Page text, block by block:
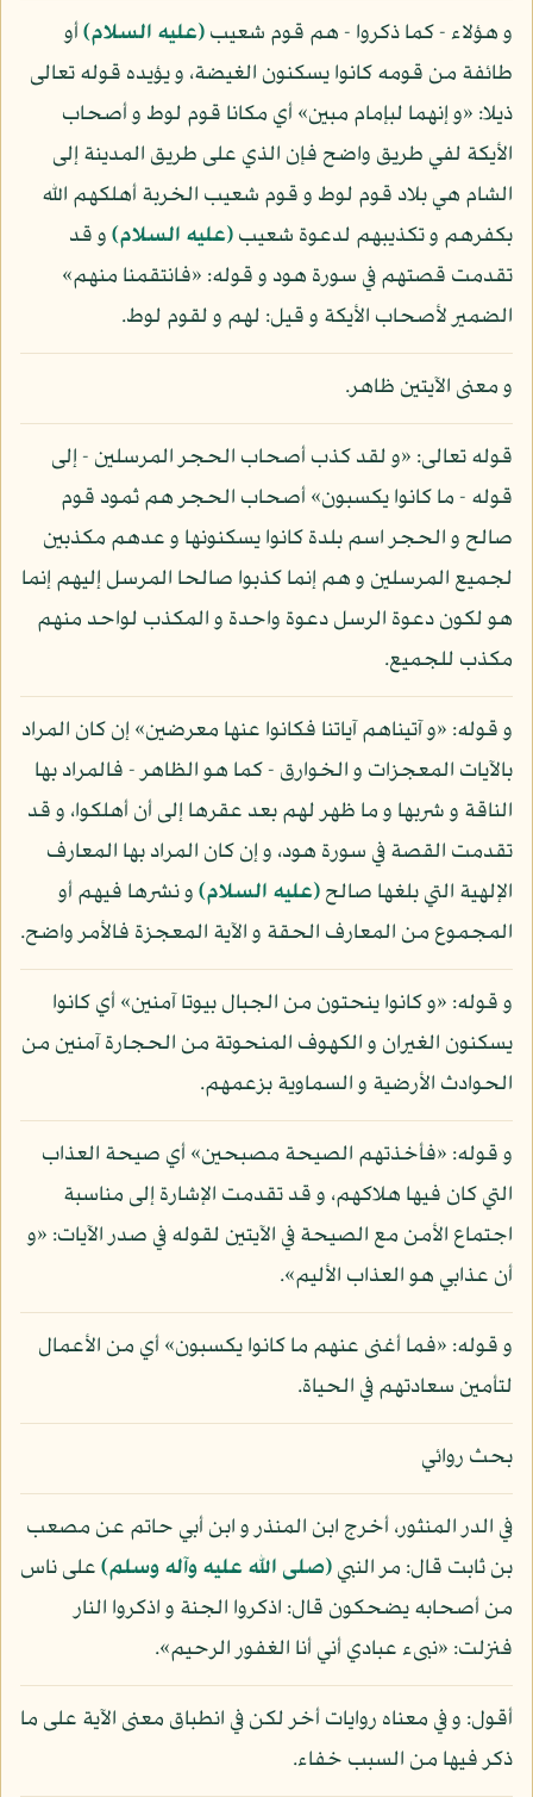
و هؤلاء - كما ذكروا - هم قوم شعيب(عليه السلام)أو
طائفة من قومه كانوا يسكنون الغيضة، و يؤيده قوله تعالى
ذيلا: «و إنهما لبإمام مبين» أي مكانا قوم لوط و أصحاب
الأيكة لفي طريق واضح فإن الذي على طريق المدينة إلى
الشام هي بلاد قوم لوط و قوم شعيب الخربة أهلكهم الله
بكفرهم و تكذيبهم لدعوة شعيب(عليه السلام)و قد
تقدمت قصتهم في سورة هود و قوله: «فانتقمنا منهم»
الضمير لأصحاب الأيكة و قيل: لهم و لقوم لوط.
و معنى الآيتين ظاهر.
قوله تعالى: «و لقد كذب أصحاب الحجر المرسلين - إلى
قوله - ما كانوا يكسبون» أصحاب الحجر هم ثمود قوم
صالح و الحجر اسم بلدة كانوا يسكنونها و عدهم مكذبين
لجميع المرسلين و هم إنما كذبوا صالحا المرسل إليهم إنما
هو لكون دعوة الرسل دعوة واحدة و المكذب لواحد منهم
مكذب للجميع.
و قوله: «و آتيناهم آياتنا فكانوا عنها معرضين» إن كان المراد
بالآيات المعجزات و الخوارق - كما هو الظاهر - فالمراد بها
الناقة و شربها و ما ظهر لهم بعد عقرها إلى أن أهلكوا، و قد
تقدمت القصة في سورة هود، و إن كان المراد بها المعارف
الإلهية التي بلغها صالح(عليه السلام)و نشرها فيهم أو
المجموع من المعارف الحقة و الآية المعجزة فالأمر واضح.
و قوله: «و كانوا ينحتون من الجبال بيوتا آمنين» أي كانوا
يسكنون الغيران و الكهوف المنحوتة من الحجارة آمنين من
الحوادث الأرضية و السماوية بزعمهم.
و قوله: «فأخذتهم الصيحة مصبحين» أي صيحة العذاب
التي كان فيها هلاكهم، و قد تقدمت الإشارة إلى مناسبة
اجتماع الأمن مع الصيحة في الآيتين لقوله في صدر الآيات: «و
أن عذابي هو العذاب الأليم».
و قوله: «فما أغنى عنهم ما كانوا يكسبون» أي من الأعمال
لتأمين سعادتهم في الحياة.
بحث روائي
في الدر المنثور، أخرج ابن المنذر و ابن أبي حاتم عن مصعب
بن ثابت قال: مر النبي(صلى الله عليه وآله وسلم)على ناس
من أصحابه يضحكون قال: اذكروا الجنة و اذكروا النار
فنزلت: «نبىء عبادي أني أنا الغفور الرحيم».
أقول: و في معناه روايات أخر لكن في انطباق معنى الآية على ما
ذكر فيها من السبب خفاء.